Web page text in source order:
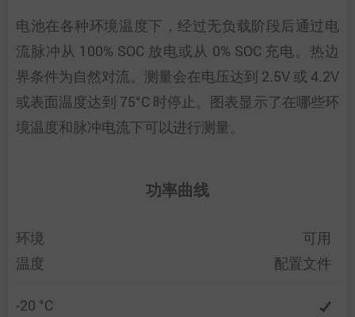
电池在各种环境温度下，经过无负载阶段后通过电
流脉冲从 100% SOC 放电或从 0% SOC 充电。热边
界条件为自然对流。测量会在电压达到 2.5V 或 4.2V
或表面温度达到 75°C 时停止。图表显示了在哪些环
境温度和脉冲电流下可以进行测量。
功率曲线
环境
温度
可用
配置文件
-20 °C